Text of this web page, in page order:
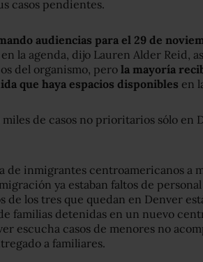
casos pendientes.
audiencias para el 29 de
la agenda, dijo Lauren Alder Reid,
del organismo, pero la mayoría
que haya espacios disponibles en
miles de casos no prioritarios sólo en
de inmigrantes centroamericanos a
ya estaban faltos de
de los tres que quedan en Denver
familias detenidas en un nuevo
escucha casos de menores no
a familiares.